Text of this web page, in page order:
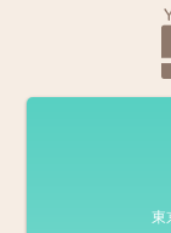
東